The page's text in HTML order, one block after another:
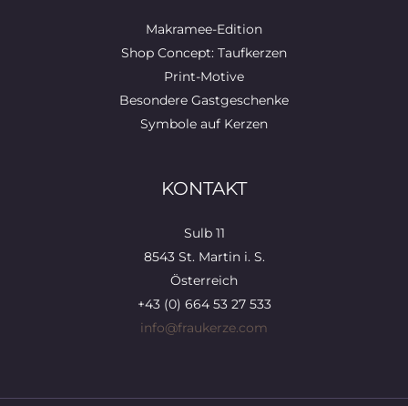
Makramee-Edition
Shop Concept: Taufkerzen
Print-Motive
Besondere Gastgeschenke
Symbole auf Kerzen
KONTAKT
Sulb 11
8543 St. Martin i. S.
Österreich
+43 (0) 664 53 27 533
info@fraukerze.com